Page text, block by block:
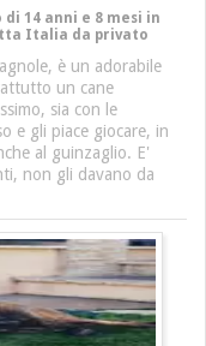
di 14 anni e 8 mesi in
Italia da privato
è un adorabile
un cane
sia con le
e gli piace giocare, in
al guinzaglio. E'
non gli davano da